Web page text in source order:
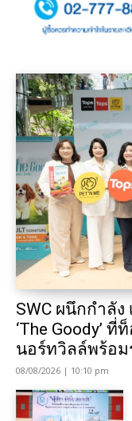
SWC ผนึกกำลั
‘The Goody’
นอร์ทวิลล์พร้อม
08/08/2026 | 10:10 pm